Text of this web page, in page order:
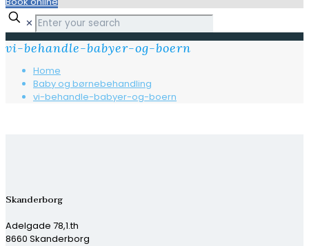
✕
vi-behandle-babyer-og-boern
Home
Baby og børnebehandling
vi-behandle-babyer-og-boern
Skanderborg
Adelgade 78,1.th
8660 Skanderborg